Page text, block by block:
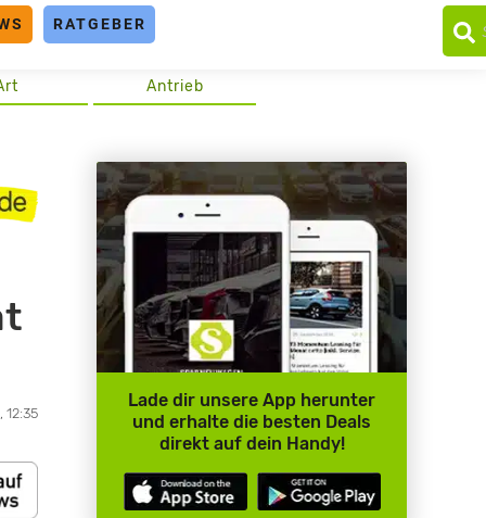
RATGEBER
Antrieb
12:35
Lade dir unsere App herunter
und erhalte die besten Deals
direkt auf dein Handy!